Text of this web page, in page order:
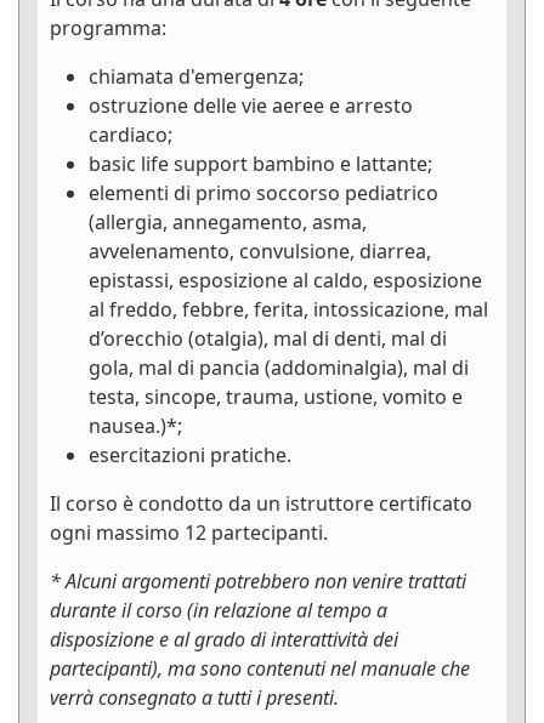
programma:
chiamata d'emergenza;
ostruzione delle vie aeree e arresto
cardiaco;
basic life support bambino e lattante;
elementi di primo soccorso pediatrico
(allergia, annegamento, asma,
avvelenamento, convulsione, diarrea,
epistassi, esposizione al caldo, esposizione
al freddo, febbre, ferita, intossicazione, mal
d’orecchio (otalgia), mal di denti, mal di
gola, mal di pancia (addominalgia), mal di
testa, sincope, trauma, ustione, vomito e
nausea.)*;
esercitazioni pratiche.
Il corso è condotto da un istruttore certificato
ogni massimo 12 partecipanti.
* Alcuni argomenti potrebbero non venire trattati
durante il corso (in relazione al tempo a
disposizione e al grado di interattività dei
partecipanti), ma sono contenuti nel manuale che
verrà consegnato a tutti i presenti.